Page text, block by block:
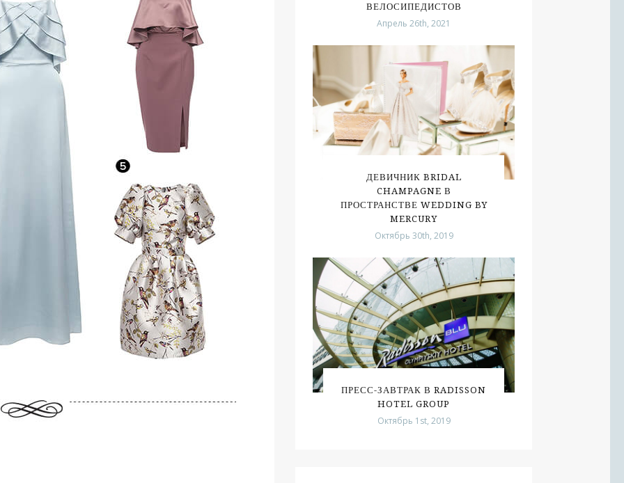
ВЕЛОСИПЕДИСТОВ
Апрель 26th, 2021
ДЕВИЧНИК BRIDAL
CHAMPAGNE В
ПРОСТРАНСТВЕ WEDDING BY
MERCURY
Октябрь 30th, 2019
ПРЕСС-ЗАВТРАК В RADISSON
HOTEL GROUP
Октябрь 1st, 2019